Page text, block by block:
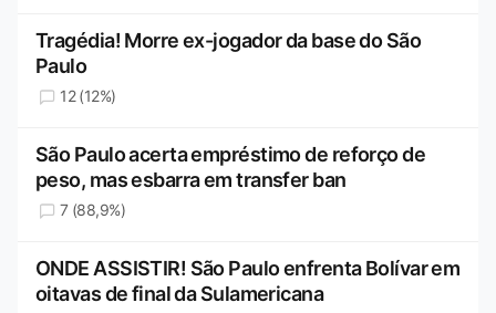
Tragédia! Morre ex-jogador da base do São
Paulo
12 (12%)
São Paulo acerta empréstimo de reforço de
peso, mas esbarra em transfer ban
7 (88,9%)
ONDE ASSISTIR! São Paulo enfrenta Bolívar em
oitavas de final da Sulamericana